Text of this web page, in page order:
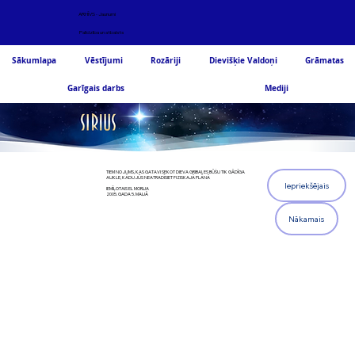
Palīdzība un atbalsts
ARHĪVS - Jaunumi
TIEM NO JUMS, KAS GATAVI SEKOT DIEVA GRIBAI, ES BŪŠU TIK GĀDĪGA
AUKLE, KĀDU JŪS NEATRADĪSIET FIZISKAJĀ PLĀNĀ
IEMĪĻOTAIS EL MORIJA
2005. GADA 5. MAIJĀ
Iepriekšējais
Nākamais
Sākumlapa Vēstījumi Rozāriji Dievišķie Valdoņi Grāmatas
Garīgais darbs Mediji